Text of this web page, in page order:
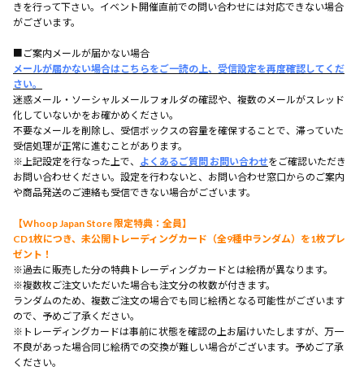
きを行って下さい。イベント開催直前での問い合わせには対応できない場合
がございます。
■ご案内メールが届かない場合
メールが届かない場合はこちらをご一読の上、受信設定を再度確認してくだ
さい。
迷惑メール・ソーシャルメールフォルダの確認や、複数のメールがスレッド
化していないかをお確かめください。
不要なメールを削除し、受信ボックスの容量を確保することで、滞っていた
受信処理が正常に進むことがあります。
※上記設定を行なった上で、 よくあるご質問 お問い合わせをご確認いただき
お問い合わせください。設定を行わないと、お問い合わせ窓口からのご案内
や商品発送のご連絡も受信できない場合がございます。
【Whoop Japan Store 限定特典：全員】
CD1枚につき、未公開トレーディングカード（全9種中ランダム）を1枚プレ
ゼント！
※過去に販売した分の特典トレーディングカードとは絵柄が異なります。
※複数枚ご注文いただいた場合も注文分の枚数が付きます。
ランダムのため、複数ご注文の場合でも同じ絵柄となる可能性がございます
ので、予めご了承ください。
※トレーディングカードは事前に状態を確認の上お届けいたしますが、万一
不良があった場合同じ絵柄での交換が難しい場合がございます。予めご了承
ください。